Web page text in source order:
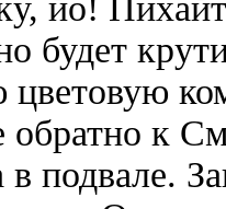
будет
обратно к
в подвале.